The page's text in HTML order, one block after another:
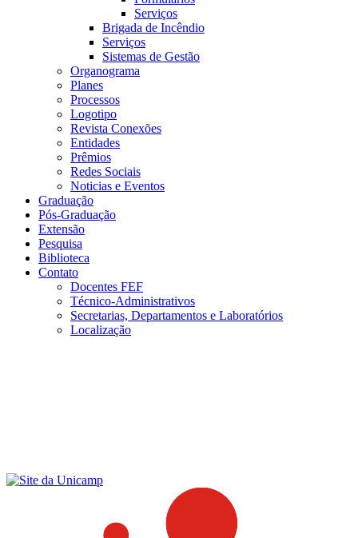
Serviços
Brigada de Incêndio
Serviços
Sistemas de Gestão
Organograma
Planes
Processos
Logotipo
Revista Conexões
Entidades
Prêmios
Redes Sociais
Noticias e Eventos
Graduação
Pós-Graduação
Extensão
Pesquisa
Biblioteca
Contato
Docentes FEF
Técnico-Administrativos
Secretarias, Departamentos e Laboratórios
Localização